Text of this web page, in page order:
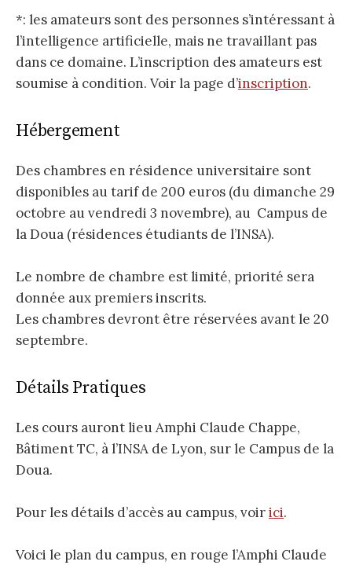
*: les amateurs sont des personnes s’intéressant à
l’intelligence artificielle, mais ne travaillant pas
dans ce domaine. L’inscription des amateurs est
soumise à condition. Voir la page d’inscription.
Hébergement
Des chambres en résidence universitaire sont
disponibles au tarif de 200 euros (du dimanche 29
octobre au vendredi 3 novembre), au Campus de
la Doua (résidences étudiants de l’INSA).
Le nombre de chambre est limité, priorité sera
donnée aux premiers inscrits.
Les chambres devront être réservées avant le 20
septembre.
Détails Pratiques
Les cours auront lieu Amphi Claude Chappe,
Bâtiment TC, à l’INSA de Lyon, sur le Campus de la
Doua.
Pour les détails d’accès au campus, voirici.
Voici le plan du campus, en rouge l’Amphi Claude